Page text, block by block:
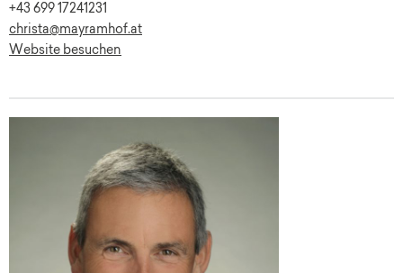
+43 699 17241231
christa@mayramhof.at
Website besuchen